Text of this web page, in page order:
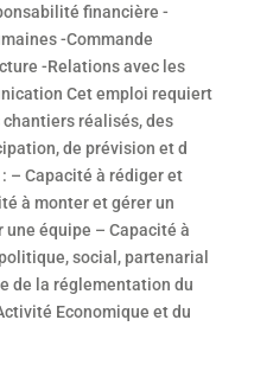
financière -
-Commande
-Relations avec les
Cet emploi requiert
réalisés, des
de prévision et d
– Capacité à rédiger et
à monter et gérer un
une équipe – Capacité à
social, partenarial
de la réglementation du
Economique et du